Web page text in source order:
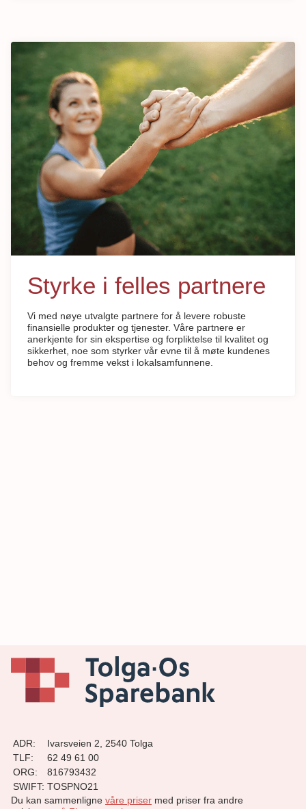
Styrke i felles partnere
Vi med nøye utvalgte partnere for å levere robuste
finansielle produkter og tjenester. Våre partnere er
anerkjente for sin ekspertise og forpliktelse til kvalitet og
sikkerhet, noe som styrker vår evne til å møte kundenes
behov og fremme vekst i lokalsamfunnene.
ADR:
Ivarsveien 2, 2540 Tolga
TLF:
62 49 61 00
ORG:
816793432
SWIFT: TOSPNO21
Du kan sammenligne våre priser med priser fra andre